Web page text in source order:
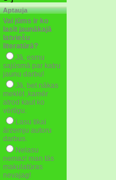
Aptauja
Vai jūms ir ko
lasīt jaunākajā
latviešu
literatūrā?
Jā, esmu
sajūsmā par katru
jaunu darbu!
Jā, bet nākas
meklēt ,kamēr
atrod kaut ko
vērtīgu.
Lasu tikai
ārzemju autoru
darbus.
Nelasu
nemaz! man tās
makulatūras
nevajag!